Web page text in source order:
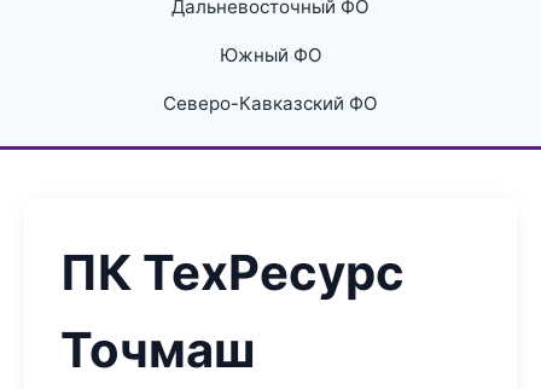
Дальневосточный ФО
Южный ФО
Северо-Кавказский ФО
ПК ТехРесурс
Точмаш